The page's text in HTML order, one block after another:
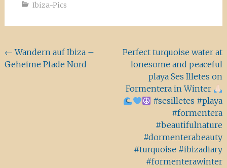
Ibiza-Pics
Beitragsnavigation
← Wandern auf Ibiza –
Geheime Pfade Nord
Perfect turquoise water at
lonesome and peaceful
playa Ses Illetes on
Formentera in Winter
#sesilletes #playa
#formentera
#beautifulnature
#dormenterabeauty
#turquoise #ibizadiary
#formenterawinter